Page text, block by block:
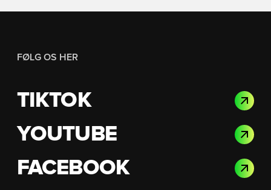
FØLG OS HER
TIKTOK
YOUTUBE
FACEBOOK